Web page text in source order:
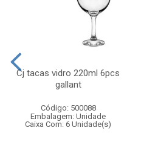
Cj tacas vidro 220ml 6pcs
gallant
Código: 500088
Embalagem: Unidade
Caixa Com: 6 Unidade(s)